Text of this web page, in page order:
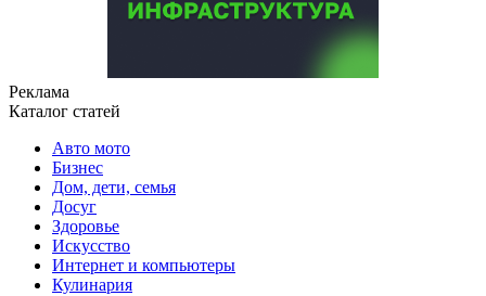
Реклама
Каталог статей
Авто мото
Бизнес
Дом, дети, семья
Досуг
Здоровье
Искусство
Интернет и компьютеры
Кулинария